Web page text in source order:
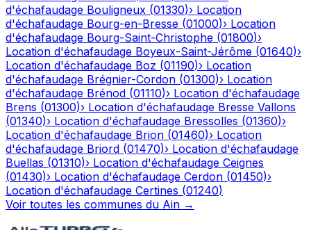
d'échafaudage Bouligneux (01330)› Location
d'échafaudage Bourg-en-Bresse (01000)› Location
d'échafaudage Bourg-Saint-Christophe (01800)›
Location d'échafaudage Boyeux-Saint-Jérôme (01640)›
Location d'échafaudage Boz (01190)› Location
d'échafaudage Brégnier-Cordon (01300)› Location
d'échafaudage Brénod (01110)› Location d'échafaudage
Brens (01300)› Location d'échafaudage Bresse Vallons
(01340)› Location d'échafaudage Bressolles (01360)›
Location d'échafaudage Brion (01460)› Location
d'échafaudage Briord (01470)› Location d'échafaudage
Buellas (01310)› Location d'échafaudage Ceignes
(01430)› Location d'échafaudage Cerdon (01450)›
Location d'échafaudage Certines (01240)
Voir toutes les communes du Ain →